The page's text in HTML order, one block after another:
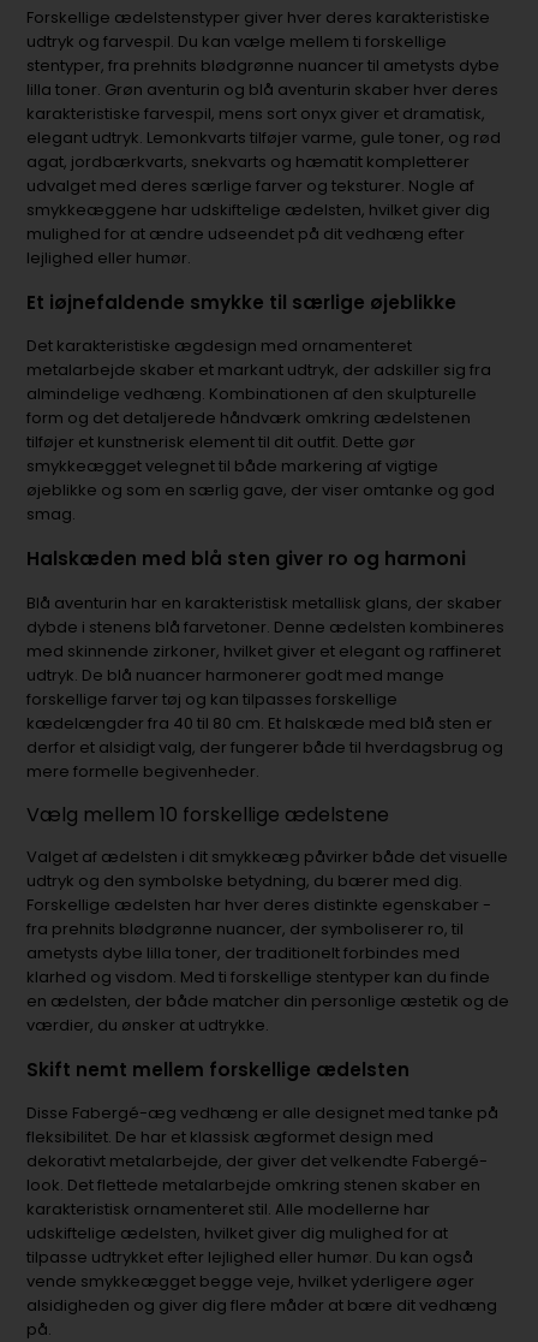
Forskellige ædelstenstyper giver hver deres karakteristiske
udtryk og farvespil. Du kan vælge mellem ti forskellige
stentyper, fra prehnits blødgrønne nuancer til ametysts dybe
lilla toner. Grøn aventurin og blå aventurin skaber hver deres
karakteristiske farvespil, mens sort onyx giver et dramatisk,
elegant udtryk. Lemonkvarts tilføjer varme, gule toner, og rød
agat, jordbærkvarts, snekvarts og hæmatit kompletterer
udvalget med deres særlige farver og teksturer. Nogle af
smykkeæggene har udskiftelige ædelsten, hvilket giver dig
mulighed for at ændre udseendet på dit vedhæng efter
lejlighed eller humør.
Et iøjnefaldende smykke til særlige øjeblikke
Det karakteristiske ægdesign med ornamenteret
metalarbejde skaber et markant udtryk, der adskiller sig fra
almindelige vedhæng. Kombinationen af den skulpturelle
form og det detaljerede håndværk omkring ædelstenen
tilføjer et kunstnerisk element til dit outfit. Dette gør
smykkeægget velegnet til både markering af vigtige
øjeblikke og som en særlig gave, der viser omtanke og god
smag.
Halskæden med blå sten giver ro og harmoni
Blå aventurin har en karakteristisk metallisk glans, der skaber
dybde i stenens blå farvetoner. Denne ædelsten kombineres
med skinnende zirkoner, hvilket giver et elegant og raffineret
udtryk. De blå nuancer harmonerer godt med mange
forskellige farver tøj og kan tilpasses forskellige
kædelængder fra 40 til 80 cm. Et halskæde med blå sten er
derfor et alsidigt valg, der fungerer både til hverdagsbrug og
mere formelle begivenheder.
Vælg mellem 10 forskellige ædelstene
Valget af ædelsten i dit smykkeæg påvirker både det visuelle
udtryk og den symbolske betydning, du bærer med dig.
Forskellige ædelsten har hver deres distinkte egenskaber -
fra prehnits blødgrønne nuancer, der symboliserer ro, til
ametysts dybe lilla toner, der traditionelt forbindes med
klarhed og visdom. Med ti forskellige stentyper kan du finde
en ædelsten, der både matcher din personlige æstetik og de
værdier, du ønsker at udtrykke.
Skift nemt mellem forskellige ædelsten
Disse Fabergé-æg vedhæng er alle designet med tanke på
fleksibilitet. De har et klassisk ægformet design med
dekorativt metalarbejde, der giver det velkendte Fabergé-
look. Det flettede metalarbejde omkring stenen skaber en
karakteristisk ornamenteret stil. Alle modellerne har
udskiftelige ædelsten, hvilket giver dig mulighed for at
tilpasse udtrykket efter lejlighed eller humør. Du kan også
vende smykkeægget begge veje, hvilket yderligere øger
alsidigheden og giver dig flere måder at bære dit vedhæng
på.